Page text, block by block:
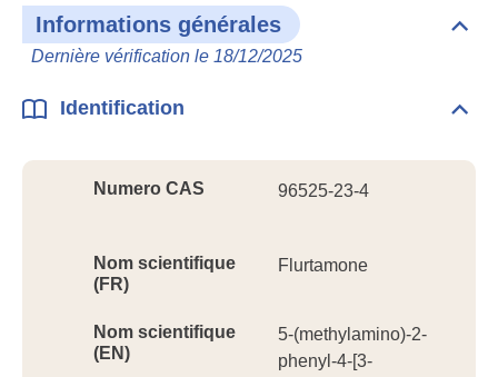
Informations générales
Dernière vérification le 18/12/2025
Identification
Numero CAS 96525-23-4
Nom scientifique
(FR)
Flurtamone
Nom scientifique
(EN)
5-(methylamino)-2-
phenyl-4-[3-